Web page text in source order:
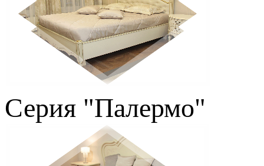
Серия "Палермо"